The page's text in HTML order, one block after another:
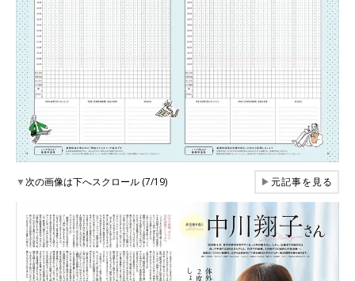
▼次の画像は下へスクロール (7/19) ▶元記事を見る